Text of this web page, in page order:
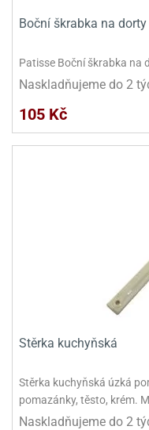
Boční škrabka na
Patisse Boční škrabka na
Naskladňujeme do 2
105 Kč
Stěrka kuchyňská
Stěrka kuchyňská úzká
pomazánky, těsto, krém.
Naskladňujeme do 2